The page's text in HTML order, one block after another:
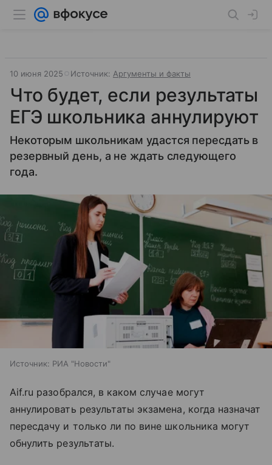
10 июня 2025 Источник: Аргументы и факты
Что будет, если результаты
ЕГЭ школьника аннулируют
Некоторым школьникам удастся пересдать в
резервный день, а не ждать следующего
года.
Источник: РИА "Новости"
Aif.ru разобрался, в каком случае могут
аннулировать результаты экзамена, когда назначат
пересдачу и только ли по вине школьника могут
обнулить результаты.